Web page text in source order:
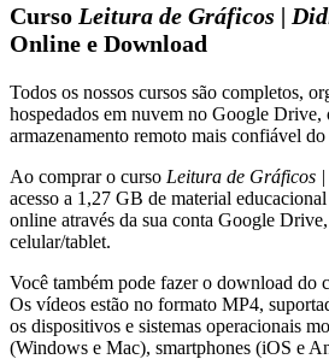
Curso Leitura de Gráficos |
Online e Download
Todos os nossos cursos são completos,
hospedados em nuvem no Google Drive,
armazenamento remoto mais confiável
Ao comprar o curso Leitura de Gráficos
acesso a 1,27 GB de material
online através da sua conta Google
celular/tablet.
Você também pode fazer o download do
Os vídeos estão no formato MP4,
os dispositivos e sistemas operacionais
(Windows e Mac), smartphones (iOS e